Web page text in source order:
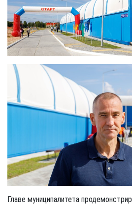
Главе муниципалитета